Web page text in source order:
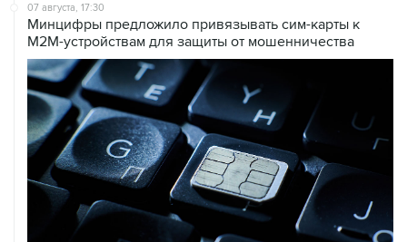
07 августа, 17:30
Минцифры предложило привязывать сим-карты к
M2M-устройствам для защиты от мошенничества